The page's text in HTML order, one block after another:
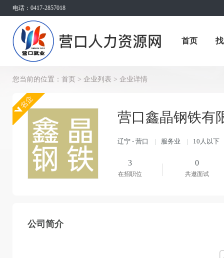
电话：0417-2857018
首页
您当前的位置： 首页 > 企业列表 > 企业详情
营口鑫晶钢铁有
辽宁 - 营口 服务业 10人以下
3
在招职位
0
共邀面试
公司简介